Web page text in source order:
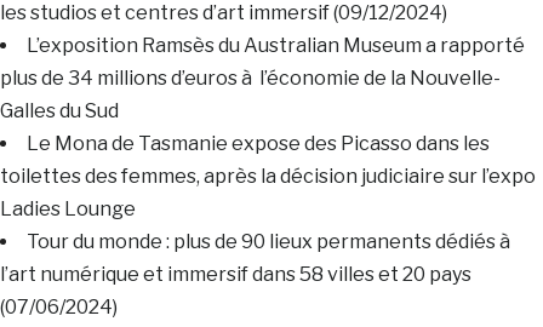
les studios et centres d’art immersif (09/12/2024)
L’exposition Ramsès du Australian Museum a rapporté
plus de 34 millions d’euros à l’économie de la Nouvelle-
Galles du Sud
Le Mona de Tasmanie expose des Picasso dans les
toilettes des femmes, après la décision judiciaire sur l’expo
Ladies Lounge
Tour du monde : plus de 90 lieux permanents dédiés à
l’art numérique et immersif dans 58 villes et 20 pays
(07/06/2024)